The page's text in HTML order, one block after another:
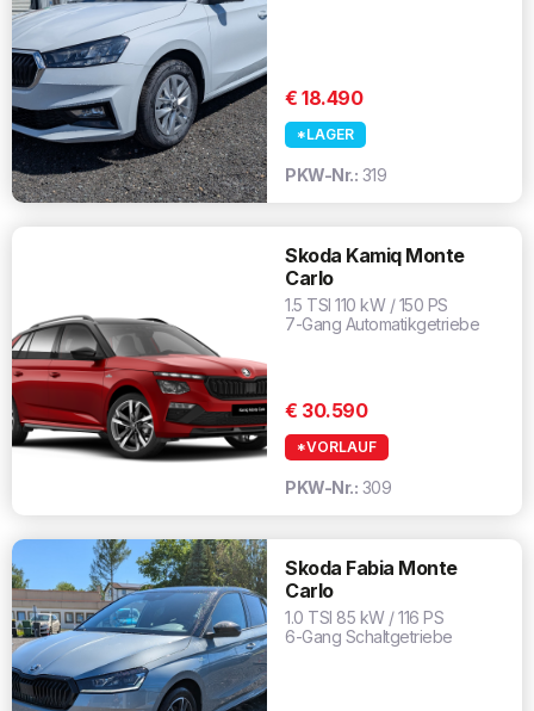
€ 18.490
*LAGER
PKW-Nr.: 319
Skoda Kamiq Monte
Carlo
1.5 TSI 110 kW / 150 PS
7-Gang Automatikgetriebe
€ 30.590
*VORLAUF
PKW-Nr.: 309
Skoda Fabia Monte
Carlo
1.0 TSI 85 kW / 116 PS
6-Gang Schaltgetriebe